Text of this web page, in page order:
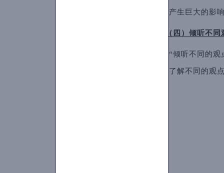
产生巨大的影
（四）倾听不同
“倾听不同的
了解不同的观